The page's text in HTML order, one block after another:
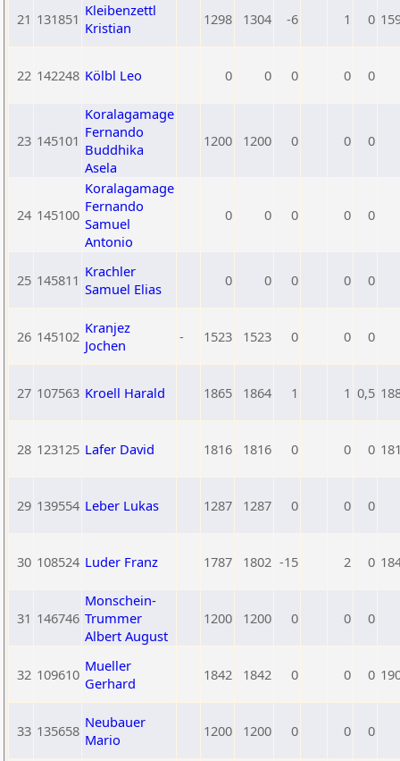
21 131851 Kleibenzettl
Kristian
1298 1304 -6 1 0
22 142248 Kölbl Leo 0 0 0 0 0
23 145101
Koralagamage
Fernando
Buddhika
Asela
1200 1200 0 0 0
24 145100
Koralagamage
Fernando
Samuel
Antonio
0 0 0 0 0
25 145811 Krachler
Samuel Elias
0 0 0 0 0
26 145102 Kranjez
Jochen
- 1523 1523 0 0 0
27 107563 Kroell Harald 1865 1864 1 1 0,5
28 123125 Lafer David 1816 1816 0 0 0
29 139554 Leber Lukas 1287 1287 0 0 0
30 108524 Luder Franz 1787 1802 -15 2 0
31 146746
Monschein-
Trummer
Albert August
1200 1200 0 0 0
32 109610 Mueller
Gerhard
1842 1842 0 0 0
33 135658 Neubauer
Mario
1200 1200 0 0 0